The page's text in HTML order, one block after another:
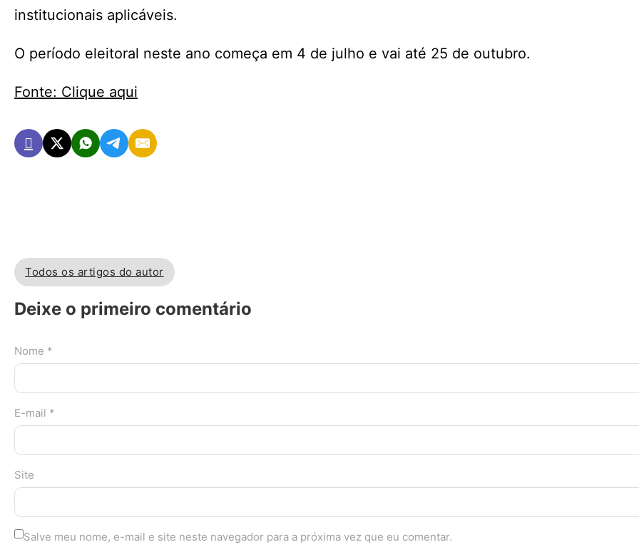
institucionais aplicáveis.
O período eleitoral neste ano começa em 4 de julho e vai até 25 de outubro.
Fonte: Clique aqui
Todos os artigos do autor
Deixe o primeiro comentário
Nome *
E-mail *
Site
Salve meu nome, e-mail e site neste navegador para a próxima vez que eu comentar.